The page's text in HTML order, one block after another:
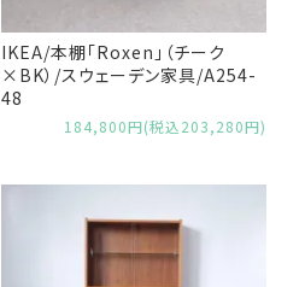
IKEA/本棚「Roxen」（チーク
×BK）/スウェーデン家具/A254-
48
184,800円(税込203,280円)